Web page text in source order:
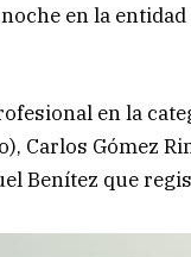
en la
en la
Carlos Gómez
Benítez que